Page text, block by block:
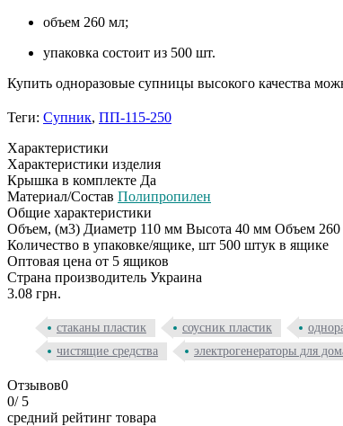
объем 260 мл;
упаковка состоит из 500 шт.
Купить одноразовые супницы высокого качества
Теги: Супник, ПП-115-250
Характеристики
Характеристики изделия
Крышка в комплекте Да
Материал/Состав Полипропилен
Общие характеристики
Объем, (м3) Диаметр 110 мм Высота 40 мм Объем
Количество в упаковке/ящике, шт 500 штук в ящике
Оптовая цена от 5 ящиков
Страна производитель Украина
3.08 грн.
стаканы пластик соусник пластик
чистящие средства
электрогенераторы для
Отзывов0
0/ 5
средний рейтинг товара